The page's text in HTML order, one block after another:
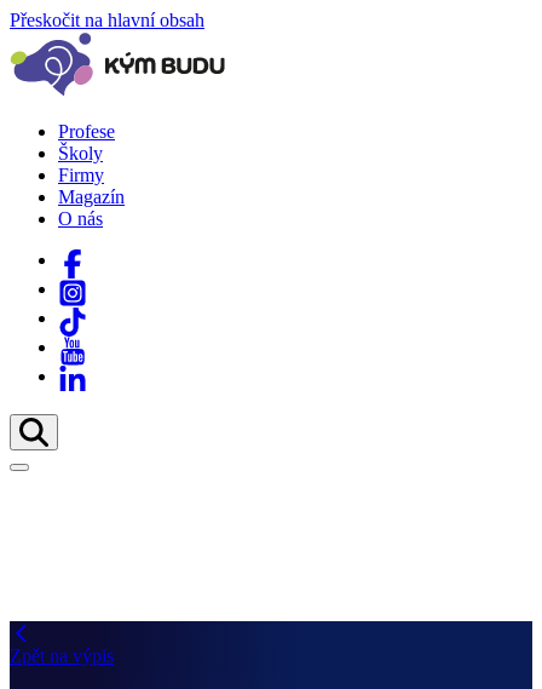
Přeskočit na hlavní obsah
Profese
Školy
Firmy
Magazín
O nás
Zpět na výpis